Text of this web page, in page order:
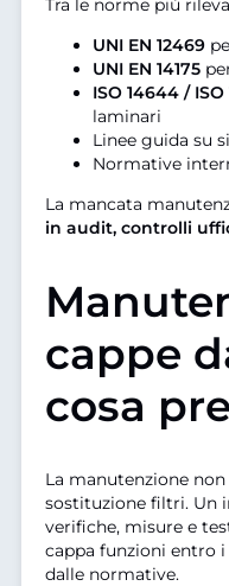
Tra le norme più
UNI EN 12469
UNI EN 14175
ISO 14644 / ISO
laminari
Linee guida su
Normative
La mancata
in audit, controlli
cappe
cosa
La manutenzione non
sostituzione filtri. Un
verifiche, misure e
cappa funzioni entro
dalle normative.